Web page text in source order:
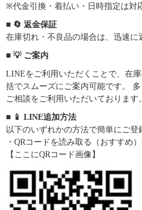
※代金引換・着払い・日時指定は対
■ 🔄 返金保証
在庫切れ・不良品の場合は、迅速に
■ 💡 ご案内
LINEをご利用いただくことで、在
括でスムーズにご案内可能です。
ご相談をご利用いただいております。
■ 📱 LINE追加方法
以下のいずれかの方法で簡単にご登
・QRコードを読み取る（おすすめ）
【ここにQRコード画像】